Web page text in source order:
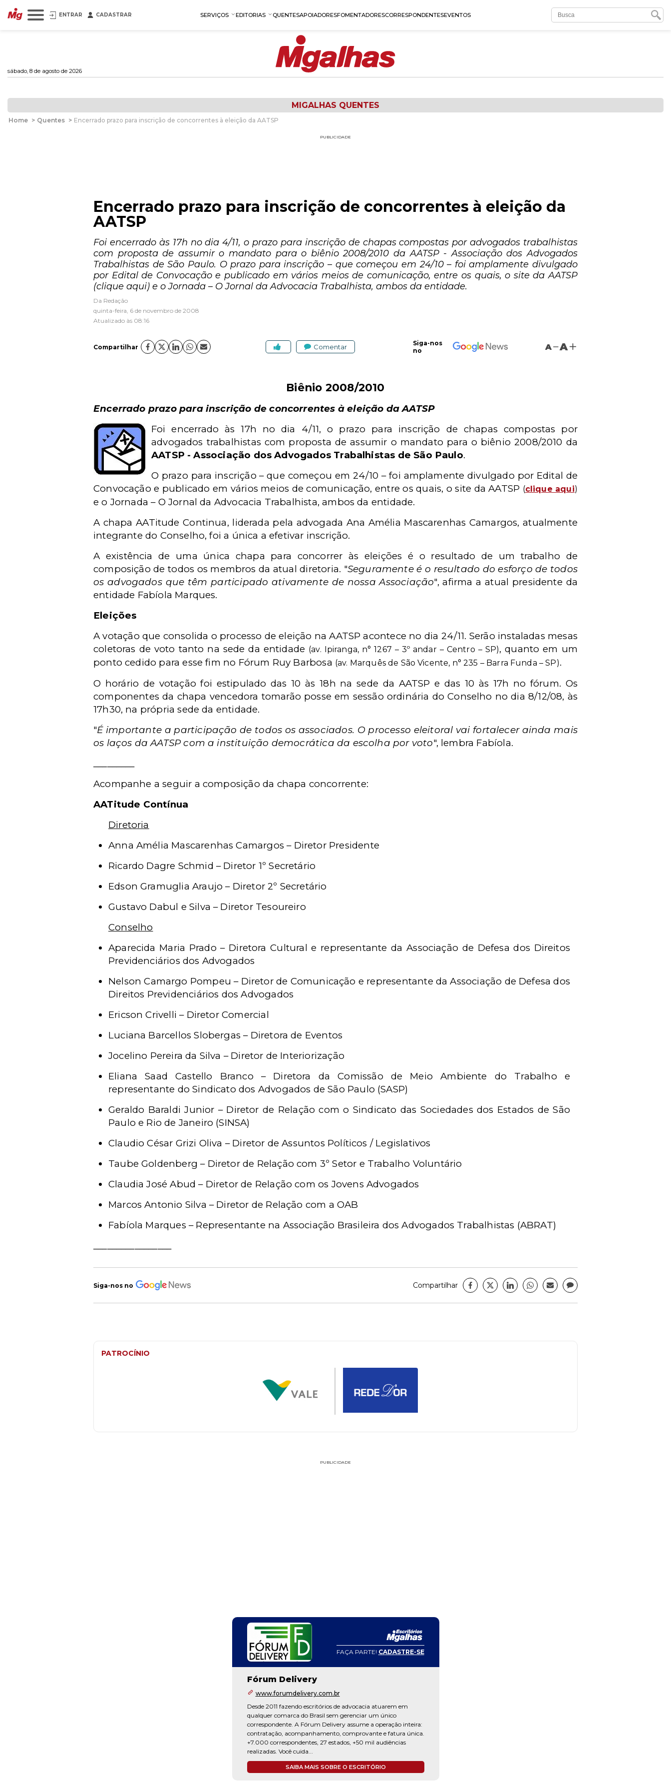
ENTRAR CADASTRAR SERVIÇOS EDITORIAS QUENTESAPOIADORESFOMENTADORESCORRESPONDENTESEVENTOS
sábado, 8 de agosto de 2026
MIGALHAS QUENTES
Home > Quentes > Encerrado prazo para inscrição de concorrentes à eleição da AATSP
PUBLICIDADE
Encerrado prazo para inscrição de concorrentes à eleição da
AATSP
Foi encerrado às 17h no dia 4/11, o prazo para inscrição de chapas compostas por advogados trabalhistas
com proposta de assumir o mandato para o biênio 2008/2010 da AATSP - Associação dos Advogados
Trabalhistas de São Paulo. O prazo para inscrição – que começou em 24/10 – foi amplamente divulgado
por Edital de Convocação e publicado em vários meios de comunicação, entre os quais, o site da AATSP
(clique aqui) e o Jornada – O Jornal da Advocacia Trabalhista, ambos da entidade.
Da Redação
quinta-feira, 6 de novembro de 2008
Atualizado às 08:16
Compartilhar Comentar
Siga-nos
no
A A
Biênio 2008/2010
Encerrado prazo para inscrição de concorrentes à eleição da AATSP
Foi encerrado às 17h no dia 4/11, o prazo para inscrição de chapas compostas por
advogados trabalhistas com proposta de assumir o mandato para o biênio 2008/2010 da
AATSP - Associação dos Advogados Trabalhistas de São Paulo.
O prazo para inscrição – que começou em 24/10 – foi amplamente divulgado por Edital de
Convocação e publicado em vários meios de comunicação, entre os quais, o site da AATSP (clique aqui)
e o Jornada – O Jornal da Advocacia Trabalhista, ambos da entidade.
A chapa AATitude Continua, liderada pela advogada Ana Amélia Mascarenhas Camargos, atualmente
integrante do Conselho, foi a única a efetivar inscrição.
A existência de uma única chapa para concorrer às eleições é o resultado de um trabalho de
composição de todos os membros da atual diretoria. "Seguramente é o resultado do esforço de todos
os advogados que têm participado ativamente de nossa Associação", afirma a atual presidente da
entidade Fabíola Marques.
Eleições
A votação que consolida o processo de eleição na AATSP acontece no dia 24/11. Serão instaladas mesas
coletoras de voto tanto na sede da entidade (av. Ipiranga, n° 1267 – 3º andar – Centro – SP), quanto em um
ponto cedido para esse fim no Fórum Ruy Barbosa (av. Marquês de São Vicente, n° 235 – Barra Funda – SP).
O horário de votação foi estipulado das 10 às 18h na sede da AATSP e das 10 às 17h no fórum. Os
componentes da chapa vencedora tomarão posse em sessão ordinária do Conselho no dia 8/12/08, às
17h30, na própria sede da entidade.
"É importante a participação de todos os associados. O processo eleitoral vai fortalecer ainda mais
os laços da AATSP com a instituição democrática da escolha por voto", lembra Fabíola.
Acompanhe a seguir a composição da chapa concorrente:
AATitude Contínua
Diretoria
Anna Amélia Mascarenhas Camargos – Diretor Presidente
Ricardo Dagre Schmid – Diretor 1º Secretário
Edson Gramuglia Araujo – Diretor 2º Secretário
Gustavo Dabul e Silva – Diretor Tesoureiro
Conselho
Aparecida Maria Prado – Diretora Cultural e representante da Associação de Defesa dos Direitos
Previdenciários dos Advogados
Nelson Camargo Pompeu – Diretor de Comunicação e representante da Associação de Defesa dos
Direitos Previdenciários dos Advogados
Ericson Crivelli – Diretor Comercial
Luciana Barcellos Slobergas – Diretora de Eventos
Jocelino Pereira da Silva – Diretor de Interiorização
Eliana Saad Castello Branco – Diretora da Comissão de Meio Ambiente do Trabalho e
representante do Sindicato dos Advogados de São Paulo (SASP)
Geraldo Baraldi Junior – Diretor de Relação com o Sindicato das Sociedades dos Estados de São
Paulo e Rio de Janeiro (SINSA)
Claudio César Grizi Oliva – Diretor de Assuntos Políticos / Legislativos
Taube Goldenberg – Diretor de Relação com 3º Setor e Trabalho Voluntário
Claudia José Abud – Diretor de Relação com os Jovens Advogados
Marcos Antonio Silva – Diretor de Relação com a OAB
Fabíola Marques – Representante na Associação Brasileira dos Advogados Trabalhistas (ABRAT)
Siga-nos no Compartilhar
PATROCÍNIO
PUBLICIDADE
FAÇA PARTE! CADASTRE-SE
Fórum Delivery
www.forumdelivery.com.br
Desde 2011 fazendo escritórios de advocacia atuarem em
qualquer comarca do Brasil sem gerenciar um único
correspondente. A Fórum Delivery assume a operação inteira:
contratação, acompanhamento, comprovante e fatura única.
+7.000 correspondentes, 27 estados, +50 mil audiências
realizadas. Você cuida...
SAIBA MAIS SOBRE O ESCRITÓRIO